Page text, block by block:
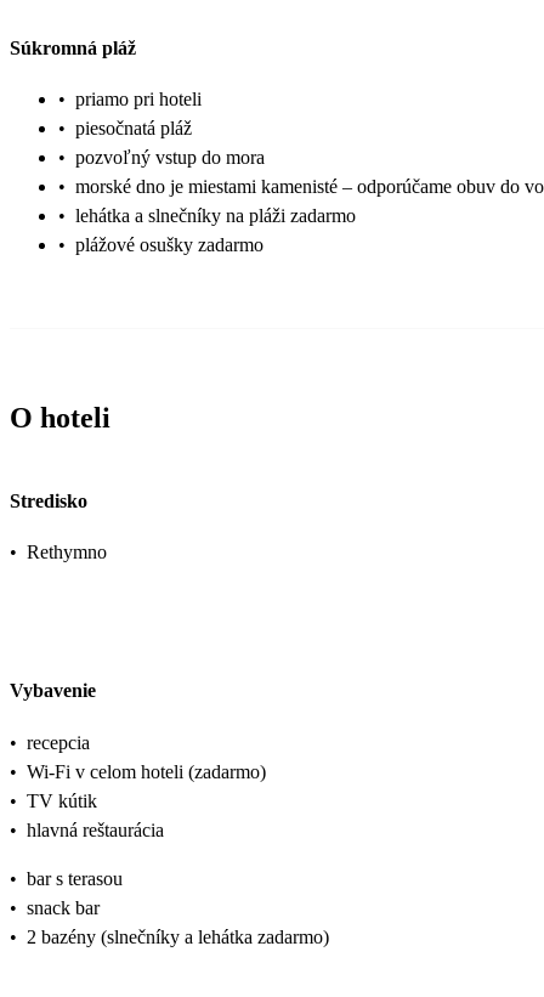
Súkromná pláž
• priamo pri hoteli
• piesočnatá pláž
• pozvoľný vstup do mora
• morské dno je miestami kamenisté – odporúčame obuv do
• lehátka a slnečníky na pláži zadarmo
• plážové osušky zadarmo
O hoteli
Stredisko
• Rethymno
Vybavenie
• recepcia
• Wi-Fi v celom hoteli (zadarmo)
• TV kútik
• hlavná reštaurácia
• bar s terasou
• snack bar
• 2 bazény (slnečníky a lehátka zadarmo)